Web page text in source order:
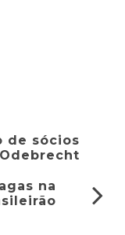
de sócios
na